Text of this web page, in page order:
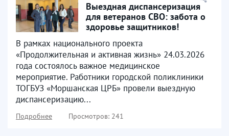
Выездная диспансеризация
для ветеранов СВО: забота о
здоровье защитников!
В рамках национального проекта
«Продолжительная и активная жизнь» 24.03.2026
года состоялось важное медицинское
мероприятие. Работники городской поликлиники
ТОГБУЗ «Моршанская ЦРБ» провели выездную
диспансеризацию...
Подробнее Просмотров: 241